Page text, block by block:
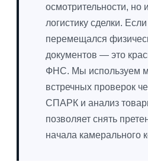
осмотрительности, но
логистику сделки.
перемещался
документов — это
ФНС. Мы используем
встречных проверок
СПАРК и анализ
позволяет снять
начала камерального